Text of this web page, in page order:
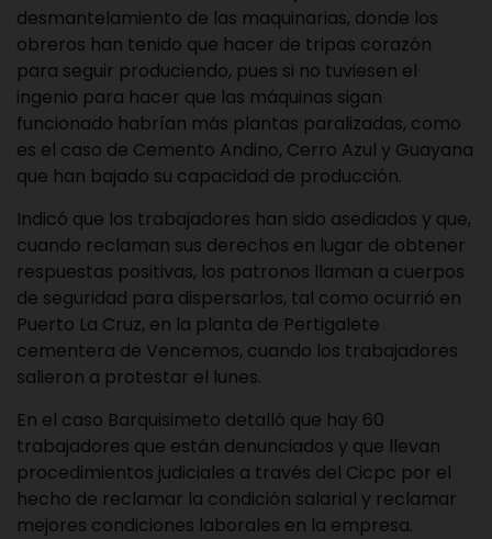
desmantelamiento de las maquinarias, donde los
obreros han tenido que hacer de tripas corazón
para seguir produciendo, pues si no tuviesen el
ingenio para hacer que las máquinas sigan
funcionado habrían más plantas paralizadas, como
es el caso de Cemento Andino, Cerro Azul y Guayana
que han bajado su capacidad de producción.
Indicó que los trabajadores han sido asediados y que,
cuando reclaman sus derechos en lugar de obtener
respuestas positivas, los patronos llaman a cuerpos
de seguridad para dispersarlos, tal como ocurrió en
Puerto La Cruz, en la planta de Pertigalete
cementera de Vencemos, cuando los trabajadores
salieron a protestar el lunes.
En el caso Barquisimeto detalló que hay 60
trabajadores que están denunciados y que llevan
procedimientos judiciales a través del Cicpc por el
hecho de reclamar la condición salarial y reclamar
mejores condiciones laborales en la empresa.